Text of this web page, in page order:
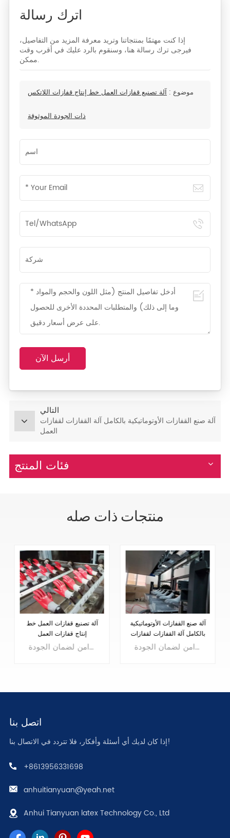
اترك رسالة
إذا كنت مهتمًا بمنتجاتنا وتريد معرفة المزيد من التفاصيل،
فيرجى ترك رسالة هنا، وسنقوم بالرد عليك في أقرب وقت
ممكن.
موضوع :آلة تصنيع قفازات العمل خط إنتاج قفازات اللاتكس
ذات الجودة الموثوقة
أرسل الآن
التالي
آلة صنع القفازات الأوتوماتيكية بالكامل آلة القفازات لقفازات
العمل
فئات المنتج
منتجات ذات صله
آلة صنع القفازات الأوتوماتيكية
بالكامل آلة القفازات لقفازات
العمل
خط إنتاج قفازات العمل يمكن تخصيصها لإنتاج أنواع مختلفة من قفازات العمل مصممة لإنتاج مجموعة واسعة من قفازات العمل المستخدمة في مختلف الصناعات مثل البناء والسيارات والإلكترونيات والرعاية الصحية. يتكون خط الإنتاج من عدة مراحل وآلات تعمل بشكل متزامن لضمان الجودة.
آلة تصنيع قفازات العمل خط
إنتاج قفازات اللاتكس ذات
الجودة الموثوقة
خط إنتاج قفازات العمل يمكن تخصيصها لإنتاج أنواع مختلفة من قفازات العمل مصممة لإنتاج مجموعة واسعة من قفازات العمل المستخدمة في مختلف الصناعات مثل البناء والسيارات والإلكترونيات والرعاية الصحية. يتكون خط الإنتاج من عدة مراحل وآلات تعمل بشكل متزامن لضمان الجودة.
اتصل بنا
إذا كان لديك أي أسئلة وأفكار، فلا تتردد في الاتصال بنا!
+8613956331698
anhuitianyuan@yeah.net
Anhui Tianyuan latex Technology Co., Ltd